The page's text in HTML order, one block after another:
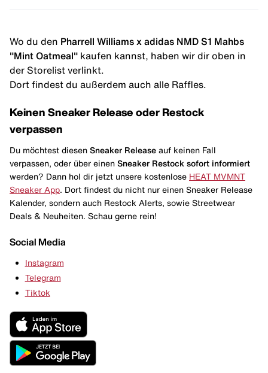
Wo du den Pharrell Williams x adidas NMD S1 Mahbs
"Mint Oatmeal" kaufen kannst, haben wir dir oben in
der Storelist verlinkt.
Dort findest du außerdem auch alle Raffles.
Keinen Sneaker Release oder Restock
verpassen
Du möchtest diesen Sneaker Release auf keinen Fall
verpassen, oder über einen Sneaker Restock sofort informiert
werden? Dann hol dir jetzt unsere kostenlose HEAT MVMNT
Sneaker App . Dort findest du nicht nur einen Sneaker Release
Kalender, sondern auch Restock Alerts, sowie Streetwear
Deals & Neuheiten. Schau gerne rein!
Social Media
Instagram
Telegram
Tiktok